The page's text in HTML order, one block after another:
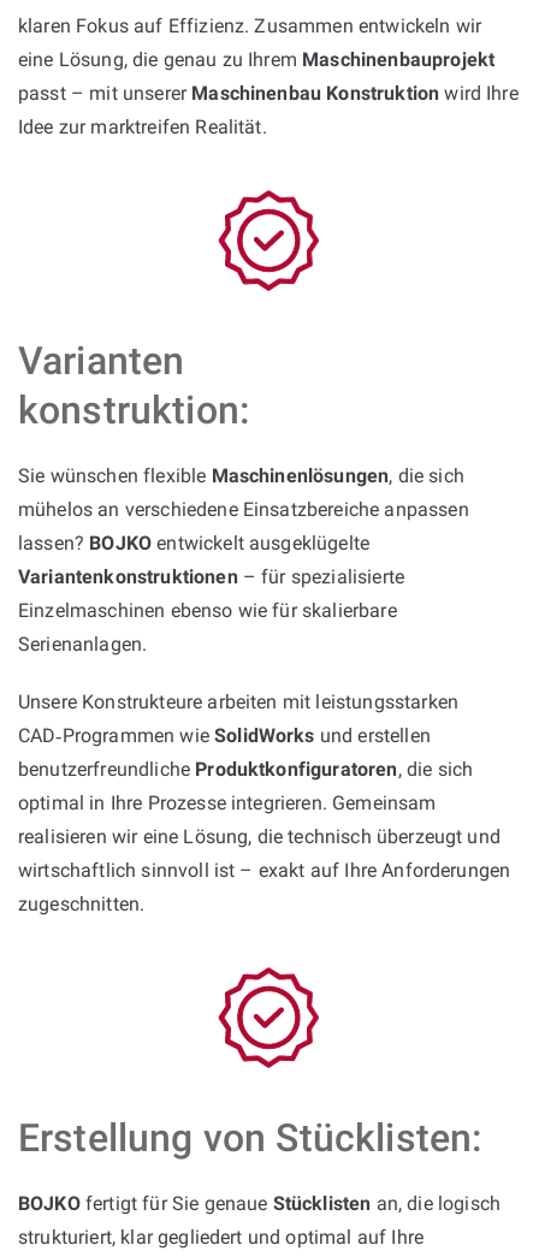
klaren Fokus auf Effizienz. Zusammen entwickeln wir
eine Lösung, die genau zu Ihrem Maschinenbauprojekt
passt – mit unserer Maschinenbau Konstruktion wird Ihre
Idee zur marktreifen Realität.
Varianten
konstruktion:
Sie wünschen flexible Maschinenlösungen, die sich
mühelos an verschiedene Einsatzbereiche anpassen
lassen? BOJKO entwickelt ausgeklügelte
Variantenkonstruktionen– für spezialisierte
Einzelmaschinen ebenso wie für skalierbare
Serienanlagen.
Unsere Konstrukteure arbeiten mit leistungsstarken
CAD‑Programmen wieSolidWorks und erstellen
benutzerfreundliche Produktkonfiguratoren, die sich
optimal in Ihre Prozesse integrieren. Gemeinsam
realisieren wir eine Lösung, die technisch überzeugt und
wirtschaftlich sinnvoll ist – exakt auf Ihre Anforderungen
zugeschnitten.
Erstellung von Stücklisten:
BOJKOfertigt für Sie genaue Stücklisten an, die logisch
strukturiert, klar gegliedert und optimal auf Ihre